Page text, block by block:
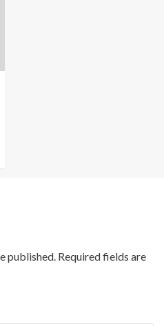
published. Required fields are